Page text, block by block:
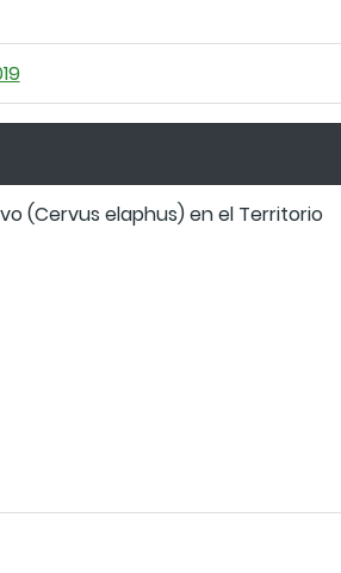
(Cervus elaphus) en el Territorio